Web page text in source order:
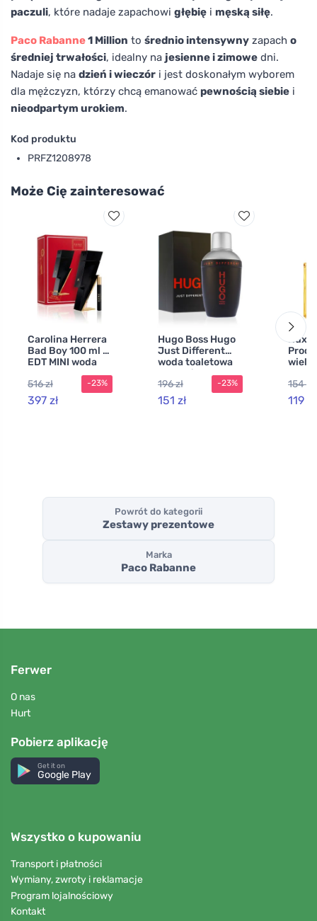
paczuli, które nadaje zapachowi głębię i męską siłę.
Paco Rabanne1 Million to średnio intensywny zapach o
średniej trwałości, idealny na jesienne i zimowe dni.
Nadaje się na dzień i wieczór i jest doskonałym wyborem
dla mężczyzn, którzy chcą emanować pewnością siebie i
nieodpartym urokiem.
Kod produktu
PRFZ1208978
Może Cię zainteresować
Carolina Herrera
Bad Boy 100 ml +
EDT MINI woda
toaletowa dla
mężczyzn
516 zł
397 zł
-23%
Hugo Boss Hugo
Just Different
woda toaletowa
dla mężczyzn 75
ml
196 zł
151 zł
-23%
Nuxe
154 zł
119 zł
Powrót do kategorii
Zestawy prezentowe
Marka
Paco Rabanne
Ferwer
O nas
Hurt
Pobierz aplikację
Get it on
Google Play
Wszystko o kupowaniu
Transport i płatności
Wymiany, zwroty i reklamacje
Program lojalnościowy
Kontakt